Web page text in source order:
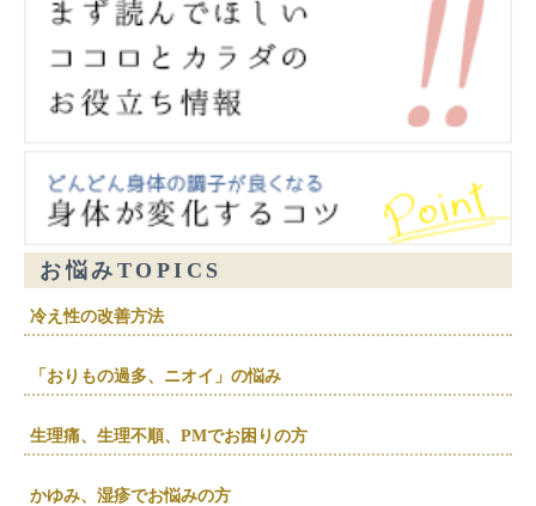
お悩みTOPICS
冷え性の改善方法
「おりもの過多、ニオイ」の悩み
生理痛、生理不順、PMでお困りの方
かゆみ、湿疹でお悩みの方